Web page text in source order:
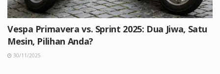
Vespa Primavera vs. Sprint 2025: Dua Jiwa, Satu
Mesin, Pilihan Anda?
30/11/2025